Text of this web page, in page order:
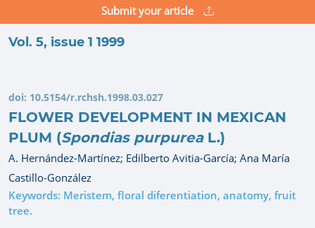
Submit your article
Vol. 5, issue 1 1999
doi: 10.5154/r.rchsh.1998.03.027
FLOWER DEVELOPMENT IN MEXICAN
PLUM (Spondias purpureaL.)
A. Hernández-Martínez; Edilberto Avitia-García; Ana María
Castillo-González
Keywords: Meristem, floral diferentiation, anatomy, fruit
tree.